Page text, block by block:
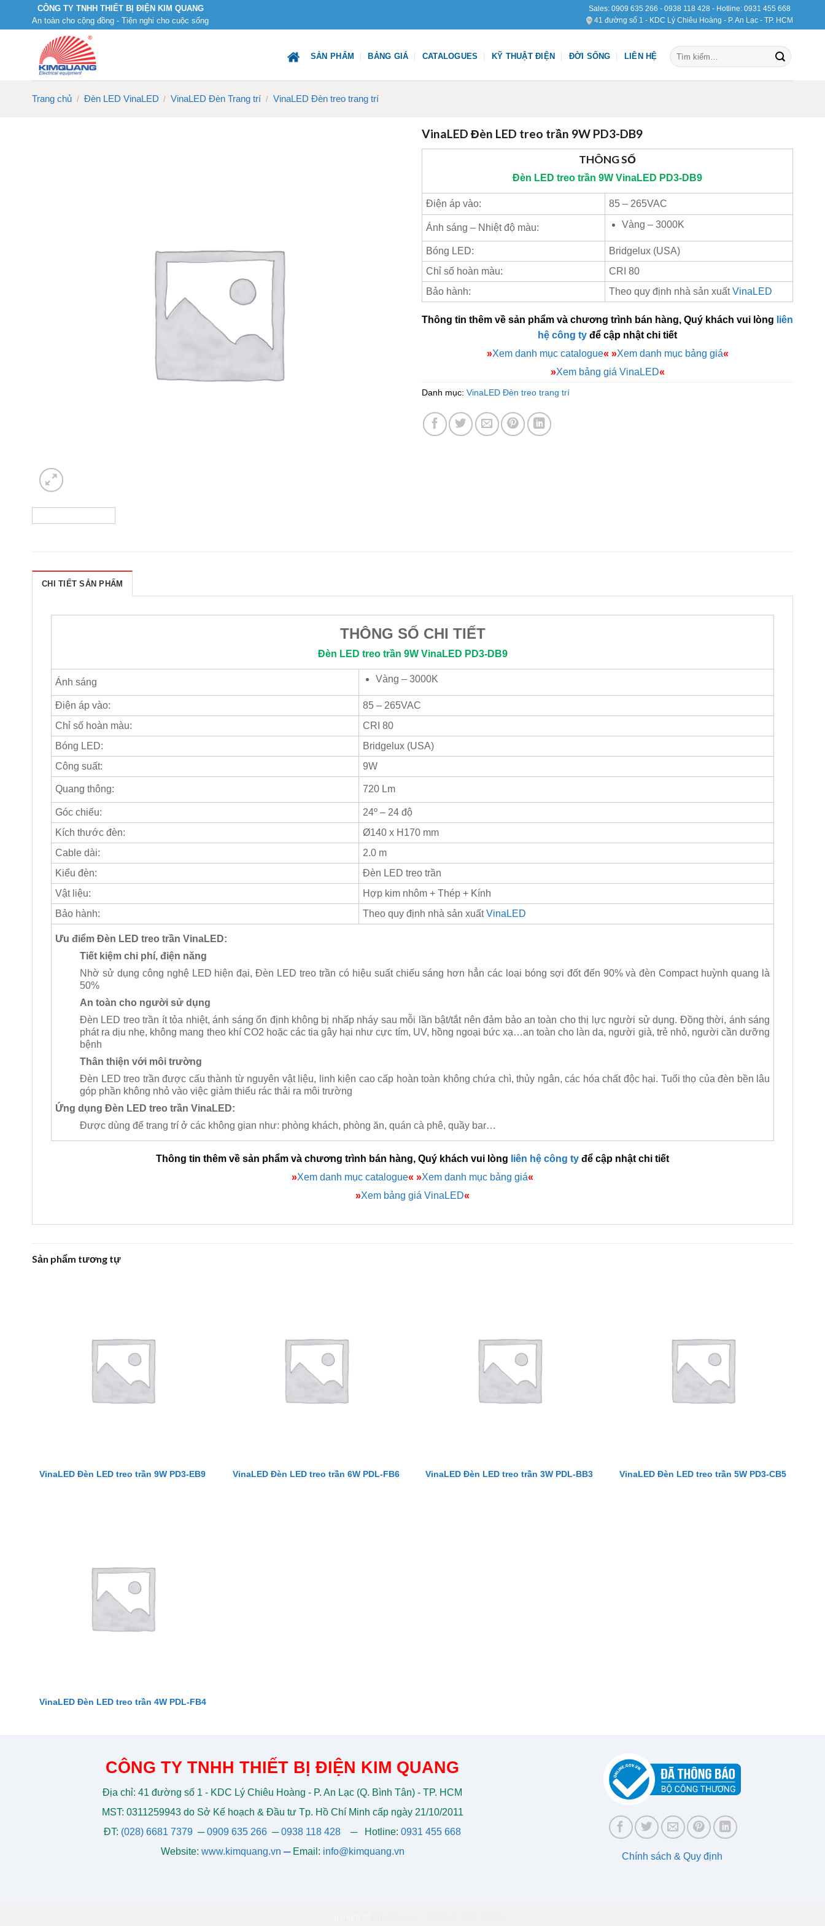
CÔNG TY TNHH THIẾT BỊ ĐIỆN KIM QUANG
An toàn cho cộng đồng - Tiện nghi cho cuộc sống
Sales: 0909 635 266 - 0938 118 428 - Hotline: 0931 455 668
41 đường số 1 - KDC Lý Chiêu Hoàng - P. An Lạc - TP. HCM
SẢN PHẨM BẢNG GIÁ CATALOGUES KỸ THUẬT ĐIỆN ĐỜI SỐNG LIÊN HỆ
Tìm
kiếm:
Trang chủ / Đèn LED VinaLED / VinaLED Đèn Trang trí / VinaLED Đèn treo trang trí
VinaLED Đèn LED treo trần 9W PD3-DB9
THÔNG SỐ
Đèn LED treo trần 9W VinaLED PD3-DB9
Điện áp vào: 85 – 265VAC
Ánh sáng – Nhiệt độ màu: Vàng – 3000K
Bóng LED:
Bridgelux (USA)
Chỉ số hoàn màu:
CRI 80
Bảo hành:
Theo quy định nhà sản xuấtVinaLED
Thông tin thêm về sản phẩm và chương trình bán hàng, Quý khách vui lòng liên
hệ công ty để cập nhật chi tiết
»Xem danh mục catalogue« »Xem danh mục bảng giá«
»Xem bảng giá VinaLED«
Danh mục: VinaLED Đèn treo trang trí
CHI TIẾT SẢN PHẨM
THÔNG SỐ CHI TIẾT
Đèn LED treo trần 9W VinaLED PD3-DB9
Ánh sáng Vàng – 3000K
Điện áp vào:
85 – 265VAC
Chỉ số hoàn màu:
CRI 80
Bóng LED:
Bridgelux (USA)
Công suất:
9W
Quang thông: 720 Lm
Góc chiếu:
24º – 24 độ
Kích thước đèn:
Ø140 x H170 mm
Cable dài:
2.0 m
Kiểu đèn:
Đèn LED treo trần
Vật liệu:
Hợp kim nhôm + Thép + Kính
Bảo hành:
Theo quy định nhà sản xuấtVinaLED
Ưu điểm Đèn LED treo trần VinaLED:
Tiết kiệm chi phí, điện năng
Nhờ sử dụng công nghệ LED hiện đại, Đèn LED treo trần có hiệu suất chiếu sáng hơn hẳn các loại bóng sợi đốt đến 90% và đèn Compact huỳnh quang là
50%
An toàn cho người sử dụng
Đèn LED treo trần ít tỏa nhiệt, ánh sáng ổn định không bị nhấp nháy sau mỗi lần bật/tắt nên đảm bảo an toàn cho thị lực người sử dụng. Đồng thời, ánh sáng
phát ra dịu nhẹ, không mang theo khí CO2 hoặc các tia gây hại như cực tím, UV, hồng ngoại bức xạ…an toàn cho làn da, người già, trẻ nhỏ, người cần dưỡng
bệnh
Thân thiện với môi trường
Đèn LED treo trần được cấu thành từ nguyên vật liệu, linh kiện cao cấp hoàn toàn không chứa chì, thủy ngân, các hóa chất độc hại. Tuổi thọ của đèn bền lâu
góp phần không nhỏ vào việc giảm thiểu rác thải ra môi trường
Ứng dụng Đèn LED treo trần VinaLED:
Được dùng để trang trí ở các không gian như: phòng khách, phòng ăn, quán cà phê, quầy bar…
Thông tin thêm về sản phẩm và chương trình bán hàng, Quý khách vui lòng liên hệ công ty để cập nhật chi tiết
»Xem danh mục catalogue« »Xem danh mục bảng giá«
»Xem bảng giá VinaLED«
Sản phẩm tương tự
VinaLED Đèn LED treo trần 9W PD3-EB9 VinaLED Đèn LED treo trần 6W PDL-FB6 VinaLED Đèn LED treo trần 3W PDL-BB3 VinaLED Đèn LED treo trần 5W PD3-CB5
VinaLED Đèn LED treo trần 4W PDL-FB4
CÔNG TY TNHH THIẾT BỊ ĐIỆN KIM QUANG
Địa chỉ: 41 đường số 1 - KDC Lý Chiêu Hoàng - P. An Lạc (Q. Bình Tân) - TP. HCM
MST: 0311259943 do Sở Kế hoạch & Đầu tư Tp. Hồ Chí Minh cấp ngày 21/10/2011
ĐT: (028) 6681 7379 ─0909 635 266 ─0938 118 428 ─ Hotline: 0931 455 668
Website: www.kimquang.vn ─ Email: info@kimquang.vn Chính sách & Quy định